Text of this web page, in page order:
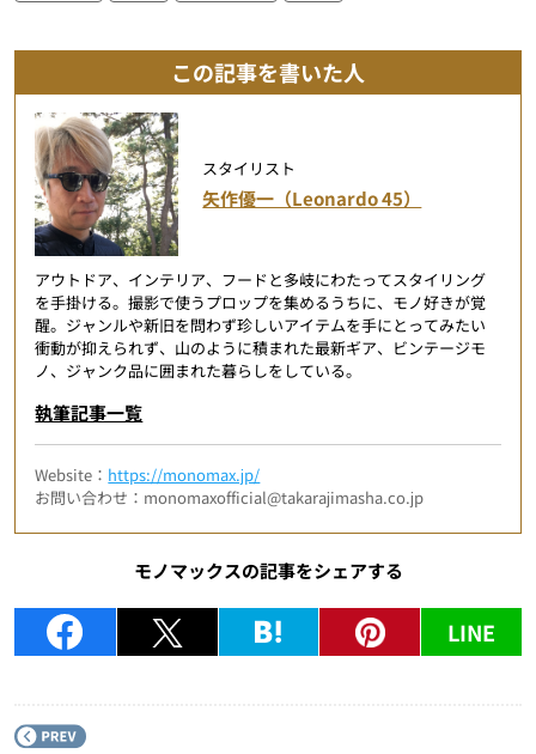
この記事を書いた人
スタイリスト
矢作優一（Leonardo 45）
アウトドア、インテリア、フードと多岐にわたってスタイリング
を手掛ける。撮影で使うプロップを集めるうちに、モノ好きが覚
醒。ジャンルや新旧を問わず珍しいアイテムを手にとってみたい
衝動が抑えられず、山のように積まれた最新ギア、ビンテージモ
ノ、ジャンク品に囲まれた暮らしをしている。
執筆記事一覧
Website： https://monomax.jp/
お問い合わせ：monomaxofficial@takarajimasha.co.jp
モノマックスの記事をシェアする
LINE